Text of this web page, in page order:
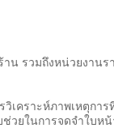
น รวมถึงหน่วยงาน
วิเคราะห์ภาพเหตุก
ช่วยในการจดจำใบห